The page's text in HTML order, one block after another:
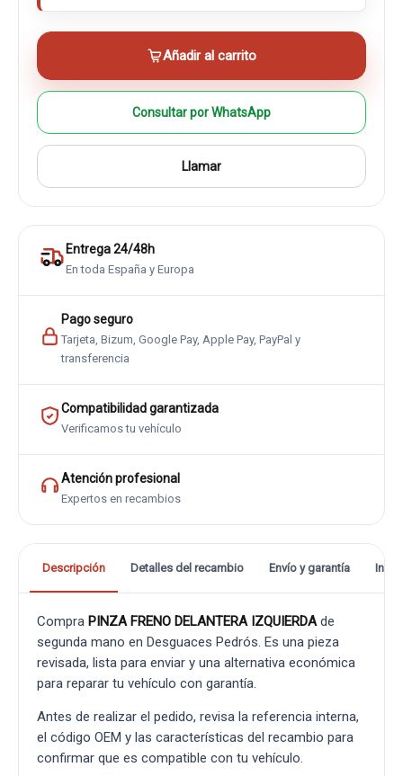
Añadir al carrito
Consultar por WhatsApp
Llamar
Entrega 24/48h
En toda España y Europa
Pago seguro
Tarjeta, Bizum, Google Pay, Apple Pay, PayPal y
transferencia
Compatibilidad garantizada
Verificamos tu vehículo
Atención profesional
Expertos en recambios
Descripción Detalles del recambio Envío y garantía
Compra PINZA FRENO DELANTERA IZQUIERDAde
segunda mano en Desguaces Pedrós. Es una pieza
revisada, lista para enviar y una alternativa económica
para reparar tu vehículo con garantía.
Antes de realizar el pedido, revisa la referencia interna,
el código OEM y las características del recambio para
confirmar que es compatible con tu vehículo.